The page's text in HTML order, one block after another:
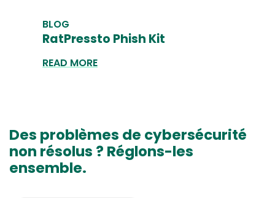
BLOG
RatPressto Phish Kit
READ MORE
Des problèmes de cybersécurité
non résolus ? Réglons-les
ensemble.